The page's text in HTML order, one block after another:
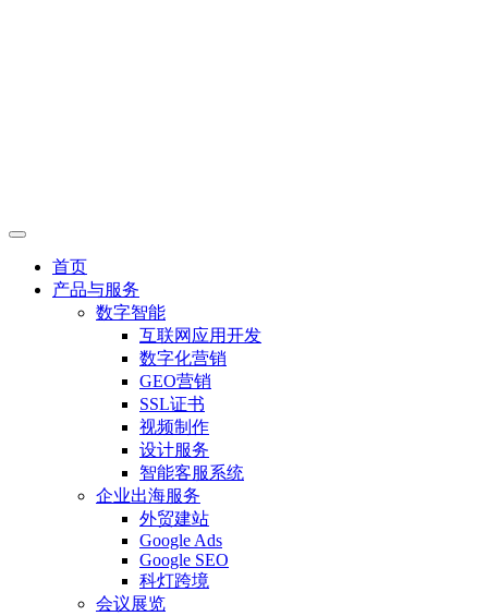
首页
产品与服务
数字智能
互联网应用开发
数字化营销
GEO营销
SSL证书
视频制作
设计服务
智能客服系统
企业出海服务
外贸建站
Google Ads
Google SEO
科灯跨境
会议展览